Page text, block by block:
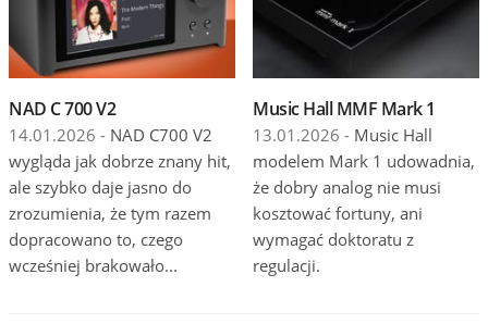
NAD C 700 V2
14.01.2026 - NAD C700 V2
wygląda jak dobrze znany hit,
ale szybko daje jasno do
zrozumienia, że tym razem
dopracowano to, czego
wcześniej brakowało...
Music Hall MMF Mark 1
13.01.2026 - Music Hall
modelem Mark 1 udowadnia,
że dobry analog nie musi
kosztować fortuny, ani
wymagać doktoratu z
regulacji.